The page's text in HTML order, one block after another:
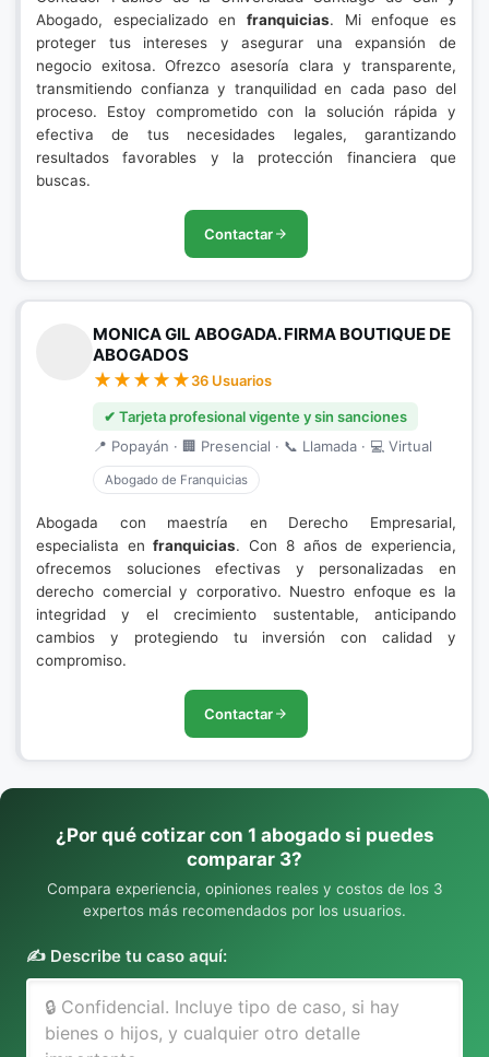
Abogado, especializado en franquicias. Mi enfoque es
proteger tus intereses y asegurar una expansión de
negocio exitosa. Ofrezco asesoría clara y transparente,
transmitiendo confianza y tranquilidad en cada paso del
proceso. Estoy comprometido con la solución rápida y
efectiva de tus necesidades legales, garantizando
resultados favorables y la protección financiera que
buscas.
Contactar
MONICA GIL ABOGADA. FIRMA BOUTIQUE DE
ABOGADOS
36 Usuarios
✔ Tarjeta profesional vigente y sin sanciones
📍 Popayán · 🏢 Presencial · 📞 Llamada · 💻 Virtual
Abogado de Franquicias
Abogada con maestría en Derecho Empresarial,
especialista enfranquicias. Con 8 años de experiencia,
ofrecemos soluciones efectivas y personalizadas en
derecho comercial y corporativo. Nuestro enfoque es la
integridad y el crecimiento sustentable, anticipando
cambios y protegiendo tu inversión con calidad y
compromiso.
Contactar
¿Por qué cotizar con 1 abogado si puedes
comparar 3?
Compara experiencia, opiniones reales y costos de los 3
expertos más recomendados por los usuarios.
✍️ Describe tu caso aquí: